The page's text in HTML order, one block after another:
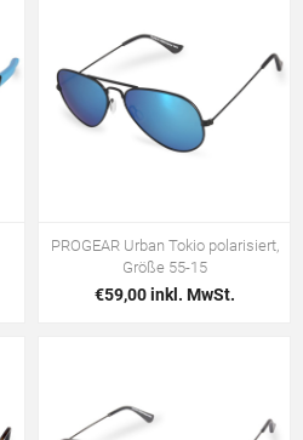
PROGEAR Urban Tokio polarisiert,
Größe 55-15
€59,00 inkl. MwSt.